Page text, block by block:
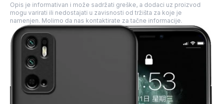
Opis je informativan i može sadržati greške, a dodaci uz proizvod
mogu varirati ili nedostajati u zavisnosti od tržišta za koje je
namenjen. Molimo da nas kontaktirate za tačne informacije.